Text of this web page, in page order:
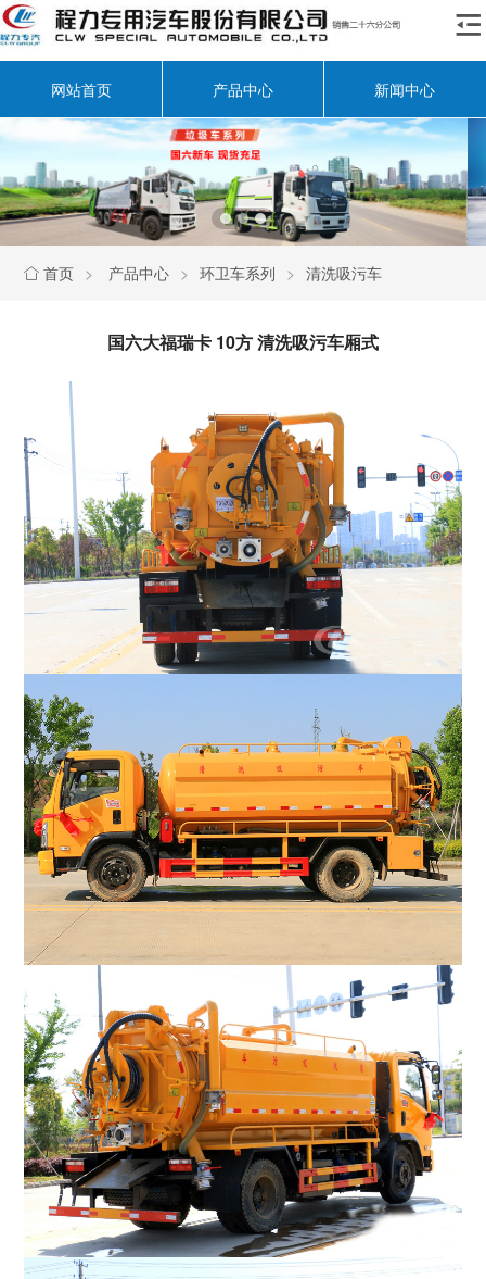

网站首页 产品中心 新闻中心
 首页 > 产品中心 > 环卫车系列 > 清洗吸污车
国六大福瑞卡 10方 清洗吸污车厢式